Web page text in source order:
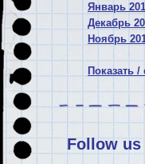
Январь
Декабрь
Ноябрь
Показать
Follow us